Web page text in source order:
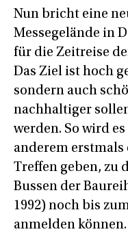
Nun bricht eine
Messegelände in
für die Zeitreise
Das Ziel ist hoch
sondern auch
nachhaltiger
werden. So wird
anderem
Treffen geben, zu
Bussen der
1992) noch bis
anmelden